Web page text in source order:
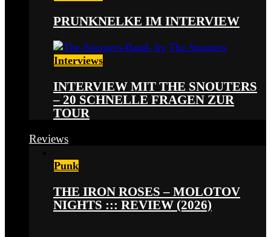
PRUNKNELKE IM INTERVIEW
Interviews
INTERVIEW MIT THE SNOUTERS
– 20 SCHNELLE FRAGEN ZUR
TOUR
Reviews
Punk
THE IRON ROSES – MOLOTOV
NIGHTS ::: REVIEW (2026)